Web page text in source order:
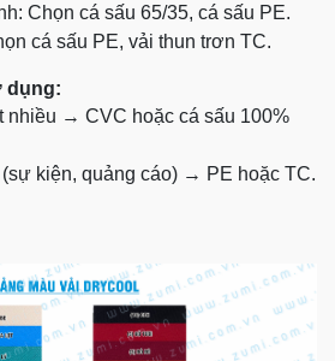
Chọn cá sấu 65/35, cá sấu PE.
cá sấu PE, vải thun trơn TC.
dụng:
nhiều → CVC hoặc cá sấu 100%
kiện, quảng cáo) → PE hoặc TC.